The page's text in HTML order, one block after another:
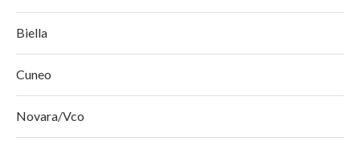
Biella
Cuneo
Novara/Vco